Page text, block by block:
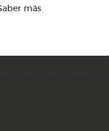
más.